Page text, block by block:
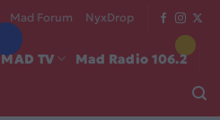
Mad Forum NyxDrop
MAD TV Mad Radio 106.2